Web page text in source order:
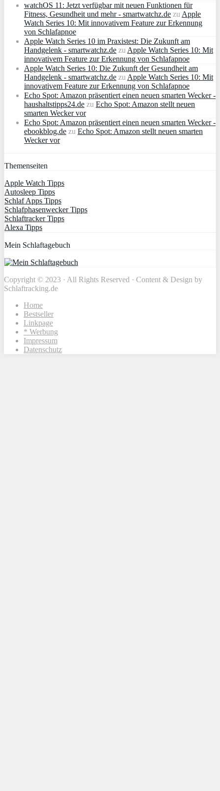
watchOS 11: Jetzt verfügbar mit neuen Funktionen für
Fitness, Gesundheit und mehr - smartwatchz.de zu Apple
Watch Series 10: Mit innovativem Feature zur Erkennung
von Schlafapnoe
Apple Watch Series 10 im Praxistest: Die Zukunft am
Handgelenk - smartwatchz.de zu Apple Watch Series 10: Mit
innovativem Feature zur Erkennung von Schlafapnoe
Apple Watch Series 10: Die Zukunft der Gesundheit am
Handgelenk - smartwatchz.de zu Apple Watch Series 10: Mit
innovativem Feature zur Erkennung von Schlafapnoe
Echo Spot: Amazon präsentiert einen neuen smarten Wecker -
haushaltstipps24.de zu Echo Spot: Amazon stellt neuen
smarten Wecker vor
Echo Spot: Amazon präsentiert einen neuen smarten Wecker -
ebookblog.de zu Echo Spot: Amazon stellt neuen smarten
Wecker vor
Themenseiten
Apple Watch Tipps
Autosleep Tipps
Schlaf Apps Tipps
Schlafphasenwecker Tipps
Schlaftracker Tipps
Alexa Tipps
Mein Schlaftagebuch
Copyright © 2023 · All Rights Reserved · Content & Design by
Schlaftracking.de
Home
Bestseller
Linkpage
* Werbung
Impressum
Datenschutz